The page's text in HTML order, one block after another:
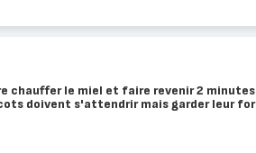
chauffer le miel et faire revenir 2
doivent s'attendrir mais garder leur